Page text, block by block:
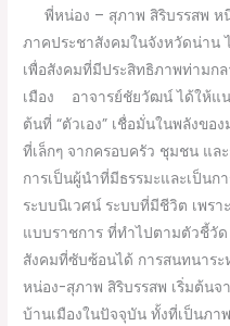
พี่หน่อง – สุภาพ สิริบรรสพ ห
ภาคประชาสังคมในจังหวัดน่าน
เพื่อสังคมที่มีประสิทธิภาพท่าม
เมือง อาจารย์ชัยวัฒน์ ได้ให้แ
ต้นที่ “ตัวเอง” เชื่อมั่นในพลังขอ
ที่เล็กๆ จากครอบครัว ชุมชน แล
การเป็นผู้นำที่มีธรรมะและเป็นก
ระบบนิเวศน์ ระบบที่มีชีวิต เพร
แบบราชการ ที่ทำไปตามตัวชี้วั
สังคมที่ซับซ้อนได้ การสนทนาร
หน่อง-สุภาพ สิริบรรสพ เริ่มต้น
บ้านเมืองในปัจจุบัน ทั้งที่เป็นภา